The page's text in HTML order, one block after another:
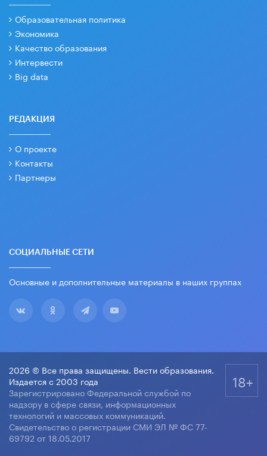
Образовательная политика
Экономика
Качество образования
Интервести
Big data
РЕДАКЦИЯ
О проекте
Контакты
Партнеры
СОЦИАЛЬНЫЕ СЕТИ
Основные и дополнительные материалы в наших группах
2026 © Все права защищены. Вести образования.
Издается с 2003 года
Зарегистрировано Федеральной службой по
надзору в сфере связи, информационных
технологий и массовых коммуникаций.
Свидетельство о регистрации СМИ ЭЛ № ФС 77-
69792 от 18.05.2017
18+